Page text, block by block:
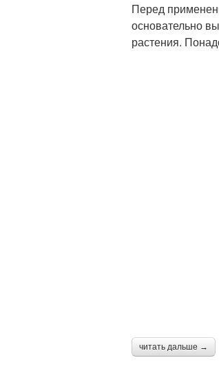
Перед
основательно
растения.
читать дальше →